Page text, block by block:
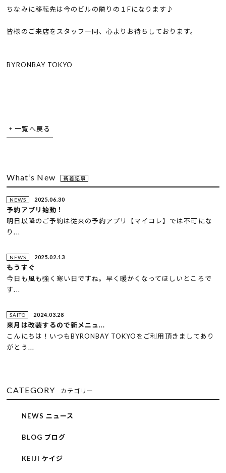
ちなみに移転先は今のビルの隣りの１Fになります♪
皆様のご来店をスタッフ一同、心よりお待ちしております。
BYRONBAY TOKYO
一覧へ戻る
What’s New 新着記事
NEWS 2025.06.30
予約アプリ始動！
明日以降のご予約は従来の予約アプリ【マイコレ】では不可にな
り...
NEWS 2025.02.13
もうすぐ
今日も風も強く寒い日ですね。早く暖かくなってほしいところで
す...
SAITO 2024.03.28
来月は改装するので新メニュ...
こんにちは！いつもBYRONBAY TOKYOをご利用頂きましてあり
がとう...
CATEGORY カテゴリー
NEWS ニュース
BLOG ブログ
KEIJI ケイジ